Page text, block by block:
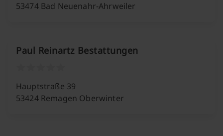
53474 Bad Neuenahr-Ahrweiler
Paul Reinartz Bestattungen
Hauptstraße 39
53424 Remagen Oberwinter